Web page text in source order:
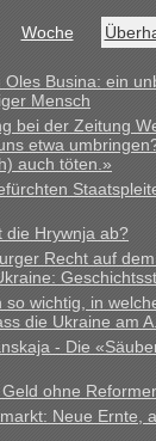
und Reisetipps
Polen und der
um 8 Uhr in
Montagmorgen
oder Zweite,
nächste Welle...“
• Re: An
Polen und der
voll an den
PKW ca. 10 h
es sehr früh.“
Woche
Oles Busina: ein
Mensch
bei der Zeitung
etwa
auch töten.»
die Hrywnja ab?
Recht auf
so wichtig, in
die Ukraine am
- Die
ohne
Neue Ernte,